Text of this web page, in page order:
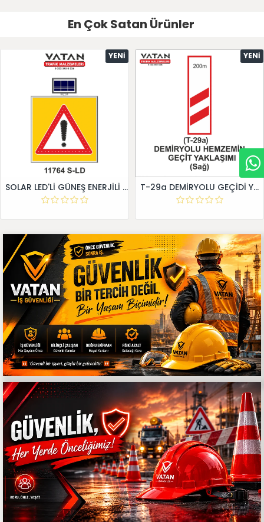
En Çok Satan Ürünler
YENI
SOLAR LED'Lİ GÜNEŞ ENERJİLİ LEVHA
YENI
T-29a DEMİRYOLU GEÇİDİ YAKLAŞIM LEVHALARI (Sağ)